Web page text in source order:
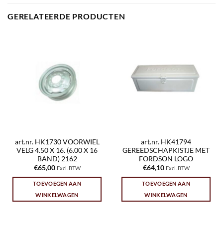
GERELATEERDE PRODUCTEN
art.nr. HK1730 VOORWIEL
VELG 4.50 X 16. (6.00 X 16
BAND) 2162
€65,00 Excl. BTW
TOEVOEGEN AAN
WINKELWAGEN
art.nr. HK41794
GEREEDSCHAPKISTJE MET
FORDSON LOGO
€64,10 Excl. BTW
TOEVOEGEN AAN
WINKELWAGEN